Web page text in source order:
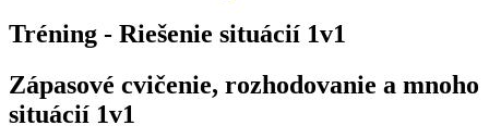
Tréning - Riešenie situácií 1v1
Zápasové cvičenie, rozhodovanie a mnoho
situácií 1v1